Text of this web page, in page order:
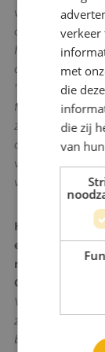
varen we op
concrete
hebben. In
duidelijker
"Daarnaast
financiering en
zorgen we
afhankelijk
verankerd
vraag die we
Hoe zie je de
en welke
realiseren?
Coen Michel:
Verbeter
zijn goed in
beter worden
verkeer
met
die
die zij
van